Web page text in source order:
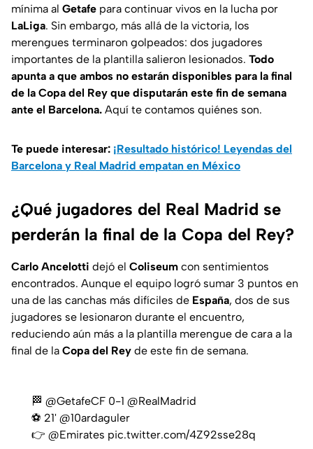
mínima al Getafe para continuar vivos en la lucha por
LaLiga. Sin embargo, más allá de la victoria, los
merengues terminaron golpeados: dos jugadores
importantes de la plantilla salieron lesionados. Todo
apunta a que ambos no estarán disponibles para la final
de la Copa del Rey que disputarán este fin de semana
ante el Barcelona. Aquí te contamos quiénes son.
Te puede interesar: ¡Resultado histórico! Leyendas del
Barcelona y Real Madrid empatan en México
¿Qué jugadores del Real Madrid se
perderán la final de la Copa del Rey?
Carlo Ancelotti dejó el Coliseum con sentimientos
encontrados. Aunque el equipo logró sumar 3 puntos en
una de las canchas más difíciles de España, dos de sus
jugadores se lesionaron durante el encuentro,
reduciendo aún más a la plantilla merengue de cara a la
final de la Copa del Rey de este fin de semana.
🏁 @GetafeCF 0-1 @RealMadrid
⚽ 21' @10ardaguler
👉 @Emirates pic.twitter.com/4Z92sse28q